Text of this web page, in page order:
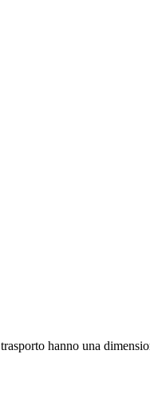
hanno una